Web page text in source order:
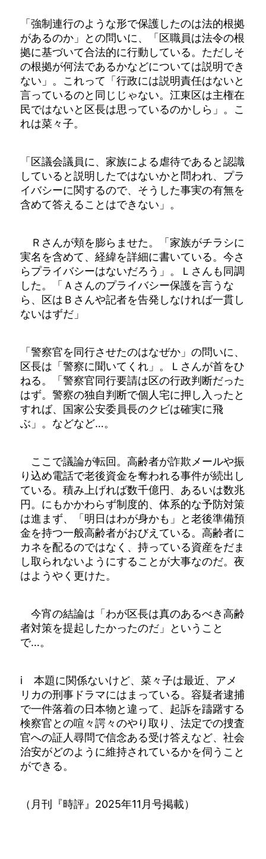
「強制連行のような形で保護したのは法的根拠
があるのか」との問いに、「区職員は法令の根
拠に基づいて合法的に行動している。ただしそ
の根拠が何法であるかなどについては説明でき
ない」。これって「行政には説明責任はないと
言っているのと同じじゃない。江東区は主権在
民ではないと区長は思っているのかしら」。こ
れは菜々子。
「区議会議員に、家族による虐待であると認識
していると説明したではないかと問われ、プラ
イバシーに関するので、そうした事実の有無を
含めて答えることはできない」。
Ｒさんが頬を膨らませた。「家族がチラシに
実名を含めて、経緯を詳細に書いている。今さ
らプライバシーはないだろう」。Ｌさんも同調
した。「Ａさんのプライバシー保護を言うな
ら、区はＢさんや記者を告発しなければ一貫し
ないはずだ」
「警察官を同行させたのはなぜか」の問いに、
区長は「警察に聞いてくれ」。Ｌさんが首をひ
ねる。「警察官同行要請は区の行政判断だった
はず。警察の独自判断で個人宅に押し入ったと
すれば、国家公安委員長のクビは確実に飛
ぶ」。などなど…。
ここで議論が転回。高齢者が詐欺メールや振
り込め電話で老後資金を奪われる事件が続出し
ている。積み上げれば数千億円、あるいは数兆
円。にもかかわらず制度的、体系的な予防対策
は進まず、「明日はわが身かも」と老後準備預
金を持つ一般高齢者がおびえている。高齢者に
カネを配るのではなく、持っている資産をだま
し取られないようにすることが大事なのだ。夜
はようやく更けた。
今宵の結論は「わが区長は真のあるべき高齢
者対策を提起したかったのだ」ということ
で…。
ⅰ 本題に関係ないけど、菜々子は最近、アメ
リカの刑事ドラマにはまっている。容疑者逮捕
で一件落着の日本物と違って、起訴を躊躇する
検察官との喧々諤々のやり取り、法定での捜査
官への証人尋問で信念ある受け答えなど、社会
治安がどのように維持されているかを伺うこと
ができる。
（月刊『時評』2025年11月号掲載）